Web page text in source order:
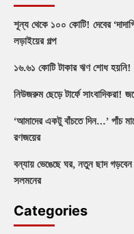
শূন্য থেকে ১০০ কোটি! দেবের
লড়াইয়ের গল্প
১৬.৬১ কোটি টাকার ঋণ শোধ হয়নি!
নিউজরুম ছেড়ে টার্ফে সাংবাদিকরা!
‘আমাদের একটু বাঁচতে দিন…’ পাঁচ
রণজয়ের
বন্যায় ভেঙেছে ঘর, নতুন ছাদ
সলমনের
Categories